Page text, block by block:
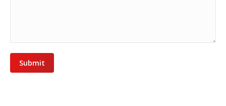
Submit